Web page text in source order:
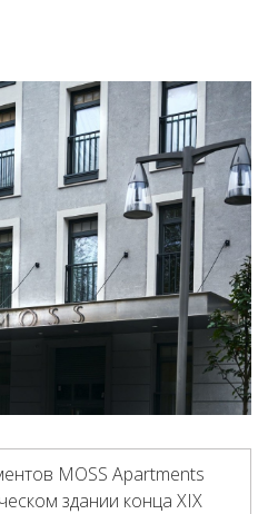
MOSS Apartments
здании конца XIX